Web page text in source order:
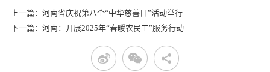
上一篇：河南省庆祝第八个“中华慈善日”活动举行
下一篇：河南：开展2025年“春暖农民工”服务行动